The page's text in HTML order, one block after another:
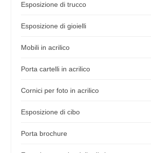
Esposizione di trucco
Esposizione di gioielli
Mobili in acrilico
Porta cartelli in acrilico
Cornici per foto in acrilico
Esposizione di cibo
Porta brochure